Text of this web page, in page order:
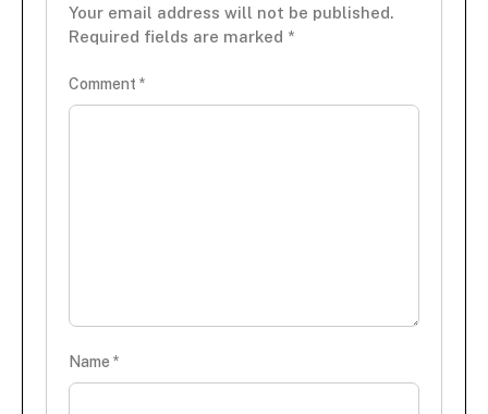
Your email address will not be published.
Required fields are marked *
Comment *
Name *